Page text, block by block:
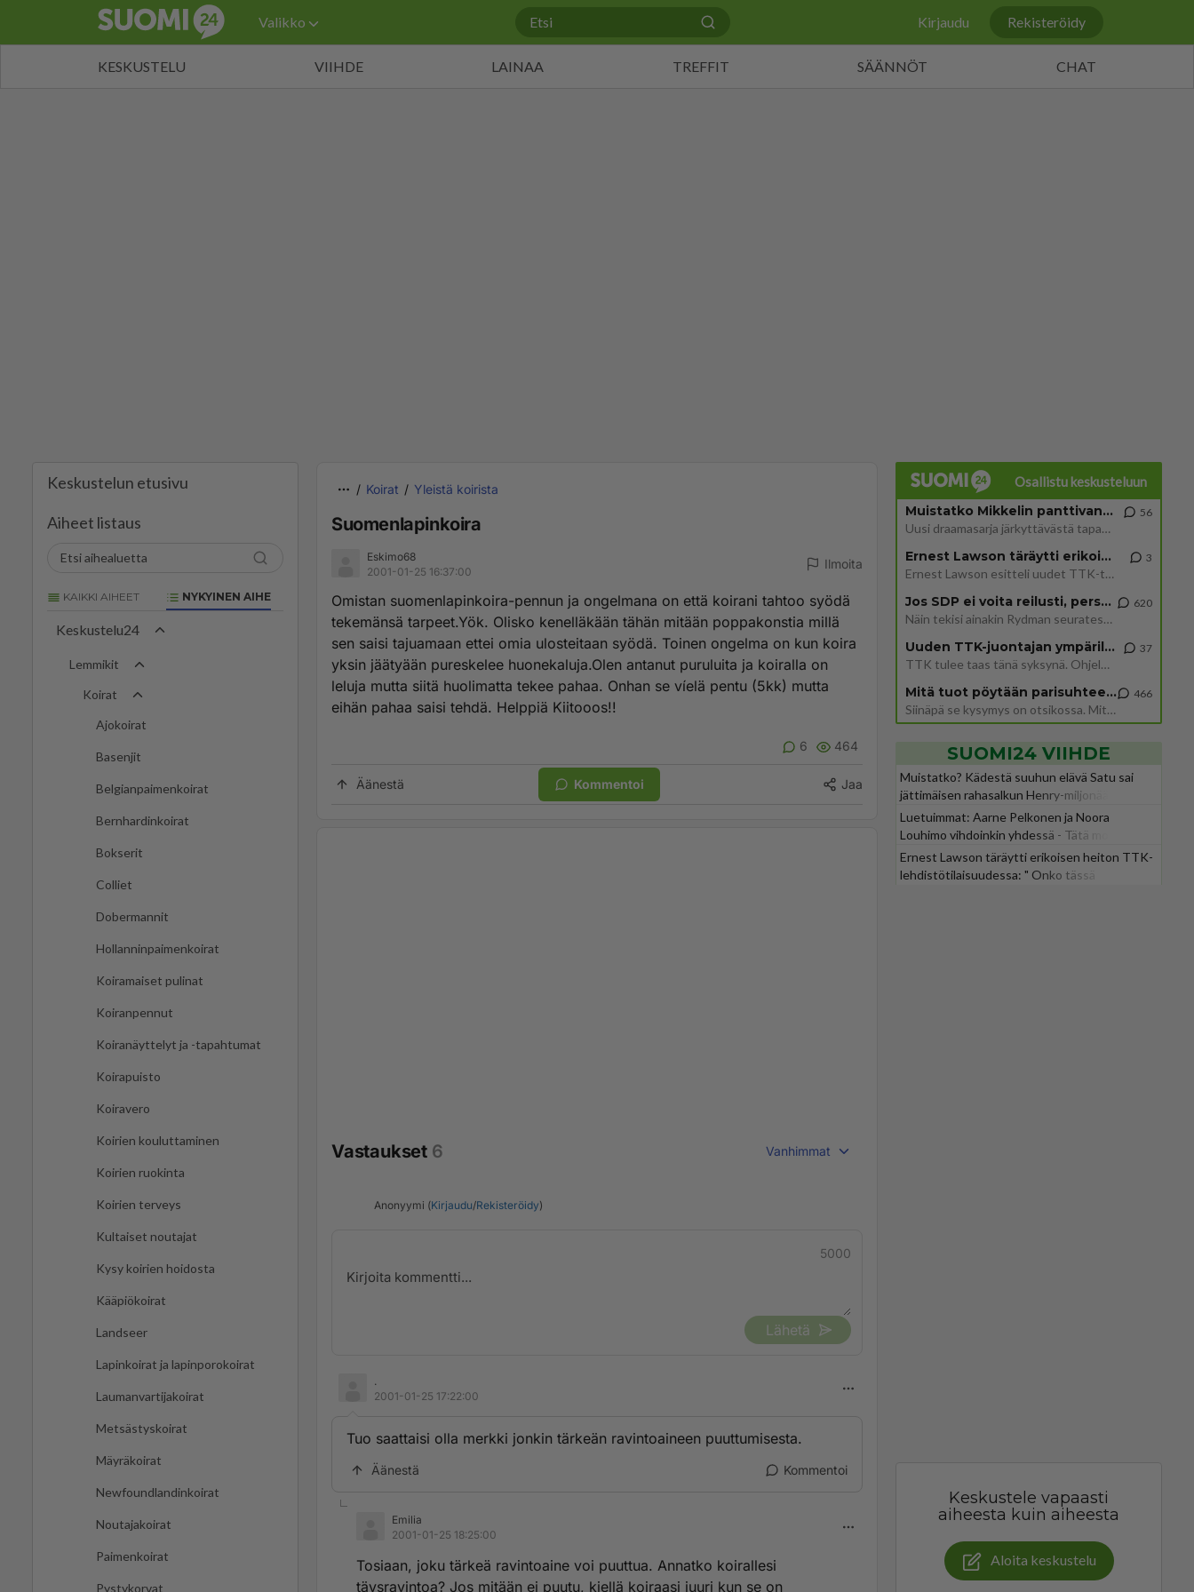
Valikko Kirjaudu Rekisteröidy
KESKUSTELU VIIHDE LAINAA TREFFIT SÄÄNNÖT CHAT
Keskustelun etusivu
Aiheet listaus
KAIKKI AIHEET NYKYINEN AIHE
Keskustelu24
Lemmikit
Koirat
Ajokoirat
Basenjit
Belgianpaimenkoirat
Bernhardinkoirat
Bokserit
Colliet
Dobermannit
Hollanninpaimenkoirat
Koiramaiset pulinat
Koiranpennut
Koiranäyttelyt ja -tapahtumat
Koirapuisto
Koiravero
Koirien kouluttaminen
Koirien ruokinta
Koirien terveys
Kultaiset noutajat
Kysy koirien hoidosta
Kääpiökoirat
Landseer
Lapinkoirat ja lapinporokoirat
Laumanvartijakoirat
Metsästyskoirat
Mäyräkoirat
Newfoundlandinkoirat
Noutajakoirat
Paimenkoirat
Pystykorvat
Koirat Yleistä koirista
Suomenlapinkoira
Eskimo68
2001-01-25 16:37:00
Ilmoita
Omistan suomenlapinkoira-pennun ja ongelmana on että koirani tahtoo syödä
tekemänsä tarpeet.Yök. Olisko kenelläkään tähän mitään poppakonstia millä
sen saisi tajuamaan ettei omia ulosteitaan syödä. Toinen ongelma on kun koira
yksin jäätyään pureskelee huonekaluja.Olen antanut puruluita ja koiralla on
leluja mutta siitä huolimatta tekee pahaa. Onhan se víelä pentu (5kk) mutta
eihän pahaa saisi tehdä. Helppiä Kiitooos!!
6 464
Äänestä Kommentoi Jaa
Vastaukset 6 Vanhimmat
Anonyymi (Kirjaudu/Rekisteröidy)
5000
Lähetä
.
2001-01-25 17:22:00
Tuo saattaisi olla merkki jonkin tärkeän ravintoaineen puuttumisesta.
Äänestä Kommentoi
Emilia
2001-01-25 18:25:00
Tosiaan, joku tärkeä ravintoaine voi puuttua. Annatko koirallesi
täysravintoa? Jos mitään ei puutu, kiellä koiraasi juuri kun se on
Osallistu keskusteluun
Muistatko Mikkelin panttivankidraaman?
Uusi draamasarja järkyttävästä tapauksesta on tulossa. Tositapahtumiin perustuva sarja ammentaa vuoden 1986 Mikkelin pan
56
Ernest Lawson täräytti erikoisen heiton TTK-lehdistötilaisuudessa: " Onko tässä tarkoituksena...?"
Ernest Lawson esitteli uudet TTK-tähtioppilaat ja opettajat torstaina 6.8. lehdistölle. Tulevalla kaudella on yksi hausk
3
Jos SDP ei voita reilusti, persut kumoavat demokratian Suomesta
Näin tekisi ainakin Rydman seuratessaan idolinsa Trumpin mallia https://www.is.fi/politiikka/art-2000012187244.html
620
Uuden TTK-juontajan ympärillä epätietoisuus sakenee - Nyt MTV hämmentää soppaa
TTK tulee taas tänä syksynä. Ohjelman uudet tähtioppilaat julkistetaan torstaina 6. elokuuta klo 14 alkavassa lehdistö
37
Mitä tuot pöytään parisuhteessa?
Siinäpä se kysymys on otsikossa. Mitäpä siis tuot/toisit pöytään parisuhteessa? Oletko mies vai nainen? Koetko sen mitä
466
SUOMI24 VIIHDE
Muistatko? Kädestä suuhun elävä Satu sai
jättimäisen rahasalkun Henry-miljonääriltä
Luetuimmat: Aarne Pelkonen ja Noora
Louhimo vihdoinkin yhdessä - Tätä moni jo
odotti
Ernest Lawson täräytti erikoisen heiton TTK-
lehdistötilaisuudessa: " Onko tässä
Keskustele vapaasti
aiheesta kuin aiheesta
Aloita keskustelu